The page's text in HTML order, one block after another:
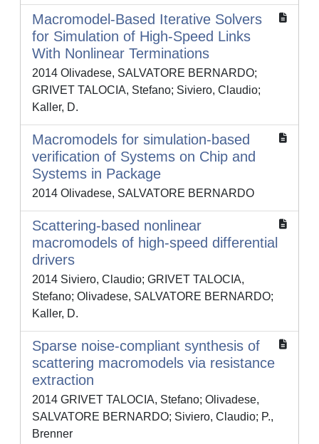
Macromodel-Based Iterative Solvers
for Simulation of High-Speed Links
With Nonlinear Terminations
2014 Olivadese, SALVATORE BERNARDO;
GRIVET TALOCIA, Stefano; Siviero, Claudio;
Kaller, D.
Macromodels for simulation-based
verification of Systems on Chip and
Systems in Package
2014 Olivadese, SALVATORE BERNARDO
Scattering-based nonlinear
macromodels of high-speed differential
drivers
2014 Siviero, Claudio; GRIVET TALOCIA,
Stefano; Olivadese, SALVATORE BERNARDO;
Kaller, D.
Sparse noise-compliant synthesis of
scattering macromodels via resistance
extraction
2014 GRIVET TALOCIA, Stefano; Olivadese,
SALVATORE BERNARDO; Siviero, Claudio; P.,
Brenner